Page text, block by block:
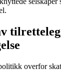
overfor